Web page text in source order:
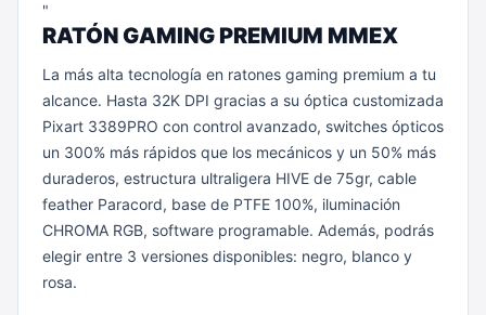
"
RATÓN GAMING PREMIUM MMEX
La más alta tecnología en ratones gaming premium a tu
alcance. Hasta 32K DPI gracias a su óptica customizada
Pixart 3389PRO con control avanzado, switches ópticos
un 300% más rápidos que los mecánicos y un 50% más
duraderos, estructura ultraligera HIVE de 75gr, cable
feather Paracord, base de PTFE 100%, iluminación
CHROMA RGB, software programable. Además, podrás
elegir entre 3 versiones disponibles: negro, blanco y
rosa.